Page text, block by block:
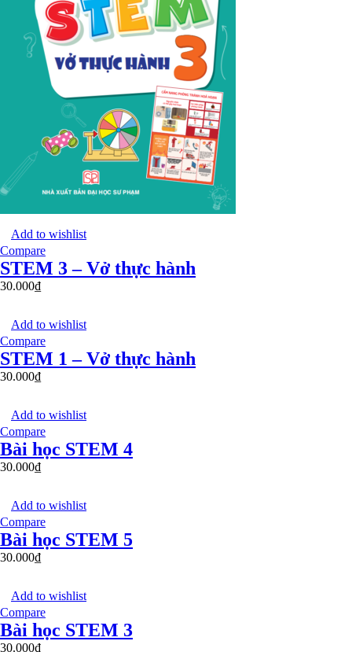
Add to wishlist
Compare
STEM 3 – Vở thực hành
30.000₫
Add to wishlist
Compare
STEM 1 – Vở thực hành
30.000₫
Add to wishlist
Compare
Bài học STEM 4
30.000₫
Add to wishlist
Compare
Bài học STEM 5
30.000₫
Add to wishlist
Compare
Bài học STEM 3
30.000₫